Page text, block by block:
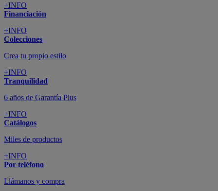
+INFO
Financiación
+INFO
Colecciones
Crea tu propio estilo
+INFO
Tranquilidad
6 años de Garantía Plus
+INFO
Catálogos
Miles de productos
+INFO
Por teléfono
Llámanos y compra